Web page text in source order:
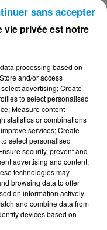
l'actualité, tous les
07/26
vie privée est notre
processing based on
and/or access
advertising; Create
to select personalised
Measure content
statistics or combinations
services; Create
select personalised
security, prevent and
advertising and content;
technologies may
browsing data to offer
on information actively
and combine data from
devices based on
sans accepter